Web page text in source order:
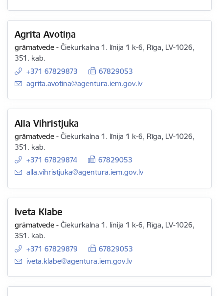
Agrita Avotiņa
grāmatvede -Čiekurkalna 1. līnija 1 k-6, Rīga, LV-1026,
351. kab.
+371 67829873
67829053
E-pasts:
agrita.avotina@agentura.iem.gov.lv
Alla Vihristjuka
grāmatvede -Čiekurkalna 1. līnija 1 k-6, Rīga, LV-1026,
351. kab.
+371 67829874
67829053
E-pasts:
alla.vihristjuka@agentura.iem.gov.lv
Iveta Klabe
grāmatvede -Čiekurkalna 1. līnija 1 k-6, Rīga, LV-1026,
351. kab.
+371 67829879
67829053
E-pasts:
iveta.klabe@agentura.iem.gov.lv